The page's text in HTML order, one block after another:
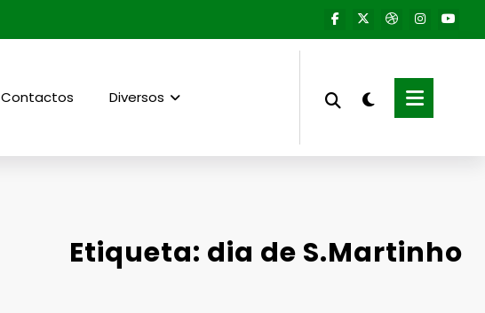
Contactos Diversos
Etiqueta: dia de S.Martinho